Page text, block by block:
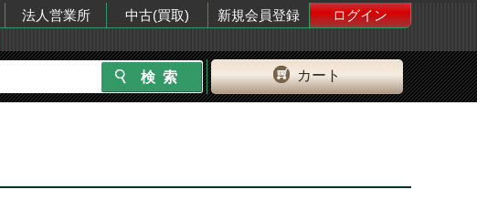
法人営業所 中古(買取) 新規会員登録
ログイン
カート